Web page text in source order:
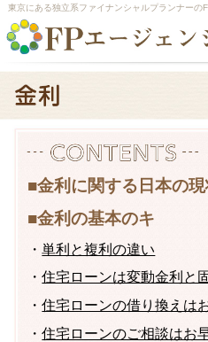
東京にある独立系ファイナンシャルプランナー
■金利に関する日本の
■金利の基本のキ
・単利と複利の違い
・住宅ローンは変動金利と
・住宅ローンの借り換えは
・住宅ローンのご相談はお